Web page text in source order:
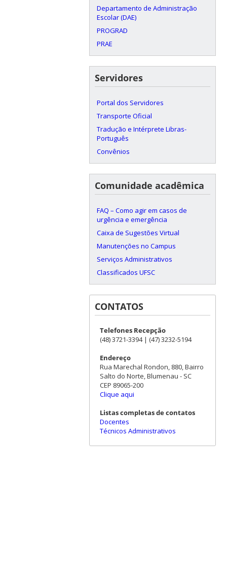
Departamento de Administração
Escolar (DAE)
PROGRAD
PRAE
Servidores
Portal dos Servidores
Transporte Oficial
Tradução e Intérprete Libras-
Português
Convênios
Comunidade acadêmica
FAQ – Como agir em casos de
urgência e emergência
Caixa de Sugestões Virtual
Manutenções no Campus
Serviços Administrativos
Classificados UFSC
CONTATOS
Telefones Recepção
(48) 3721-3394 | (47) 3232-5194
Endereço
Rua Marechal Rondon, 880, Bairro
Salto do Norte, Blumenau - SC
CEP 89065-200
Clique aqui
Listas completas de contatos
Docentes
Técnicos Administrativos